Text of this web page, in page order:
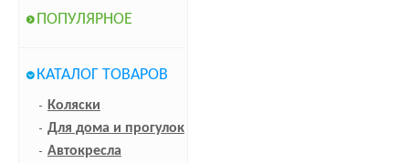
ПОПУЛЯРНОЕ
КАТАЛОГ ТОВАРОВ
Коляски
Для дома и прогулок
Автокресла